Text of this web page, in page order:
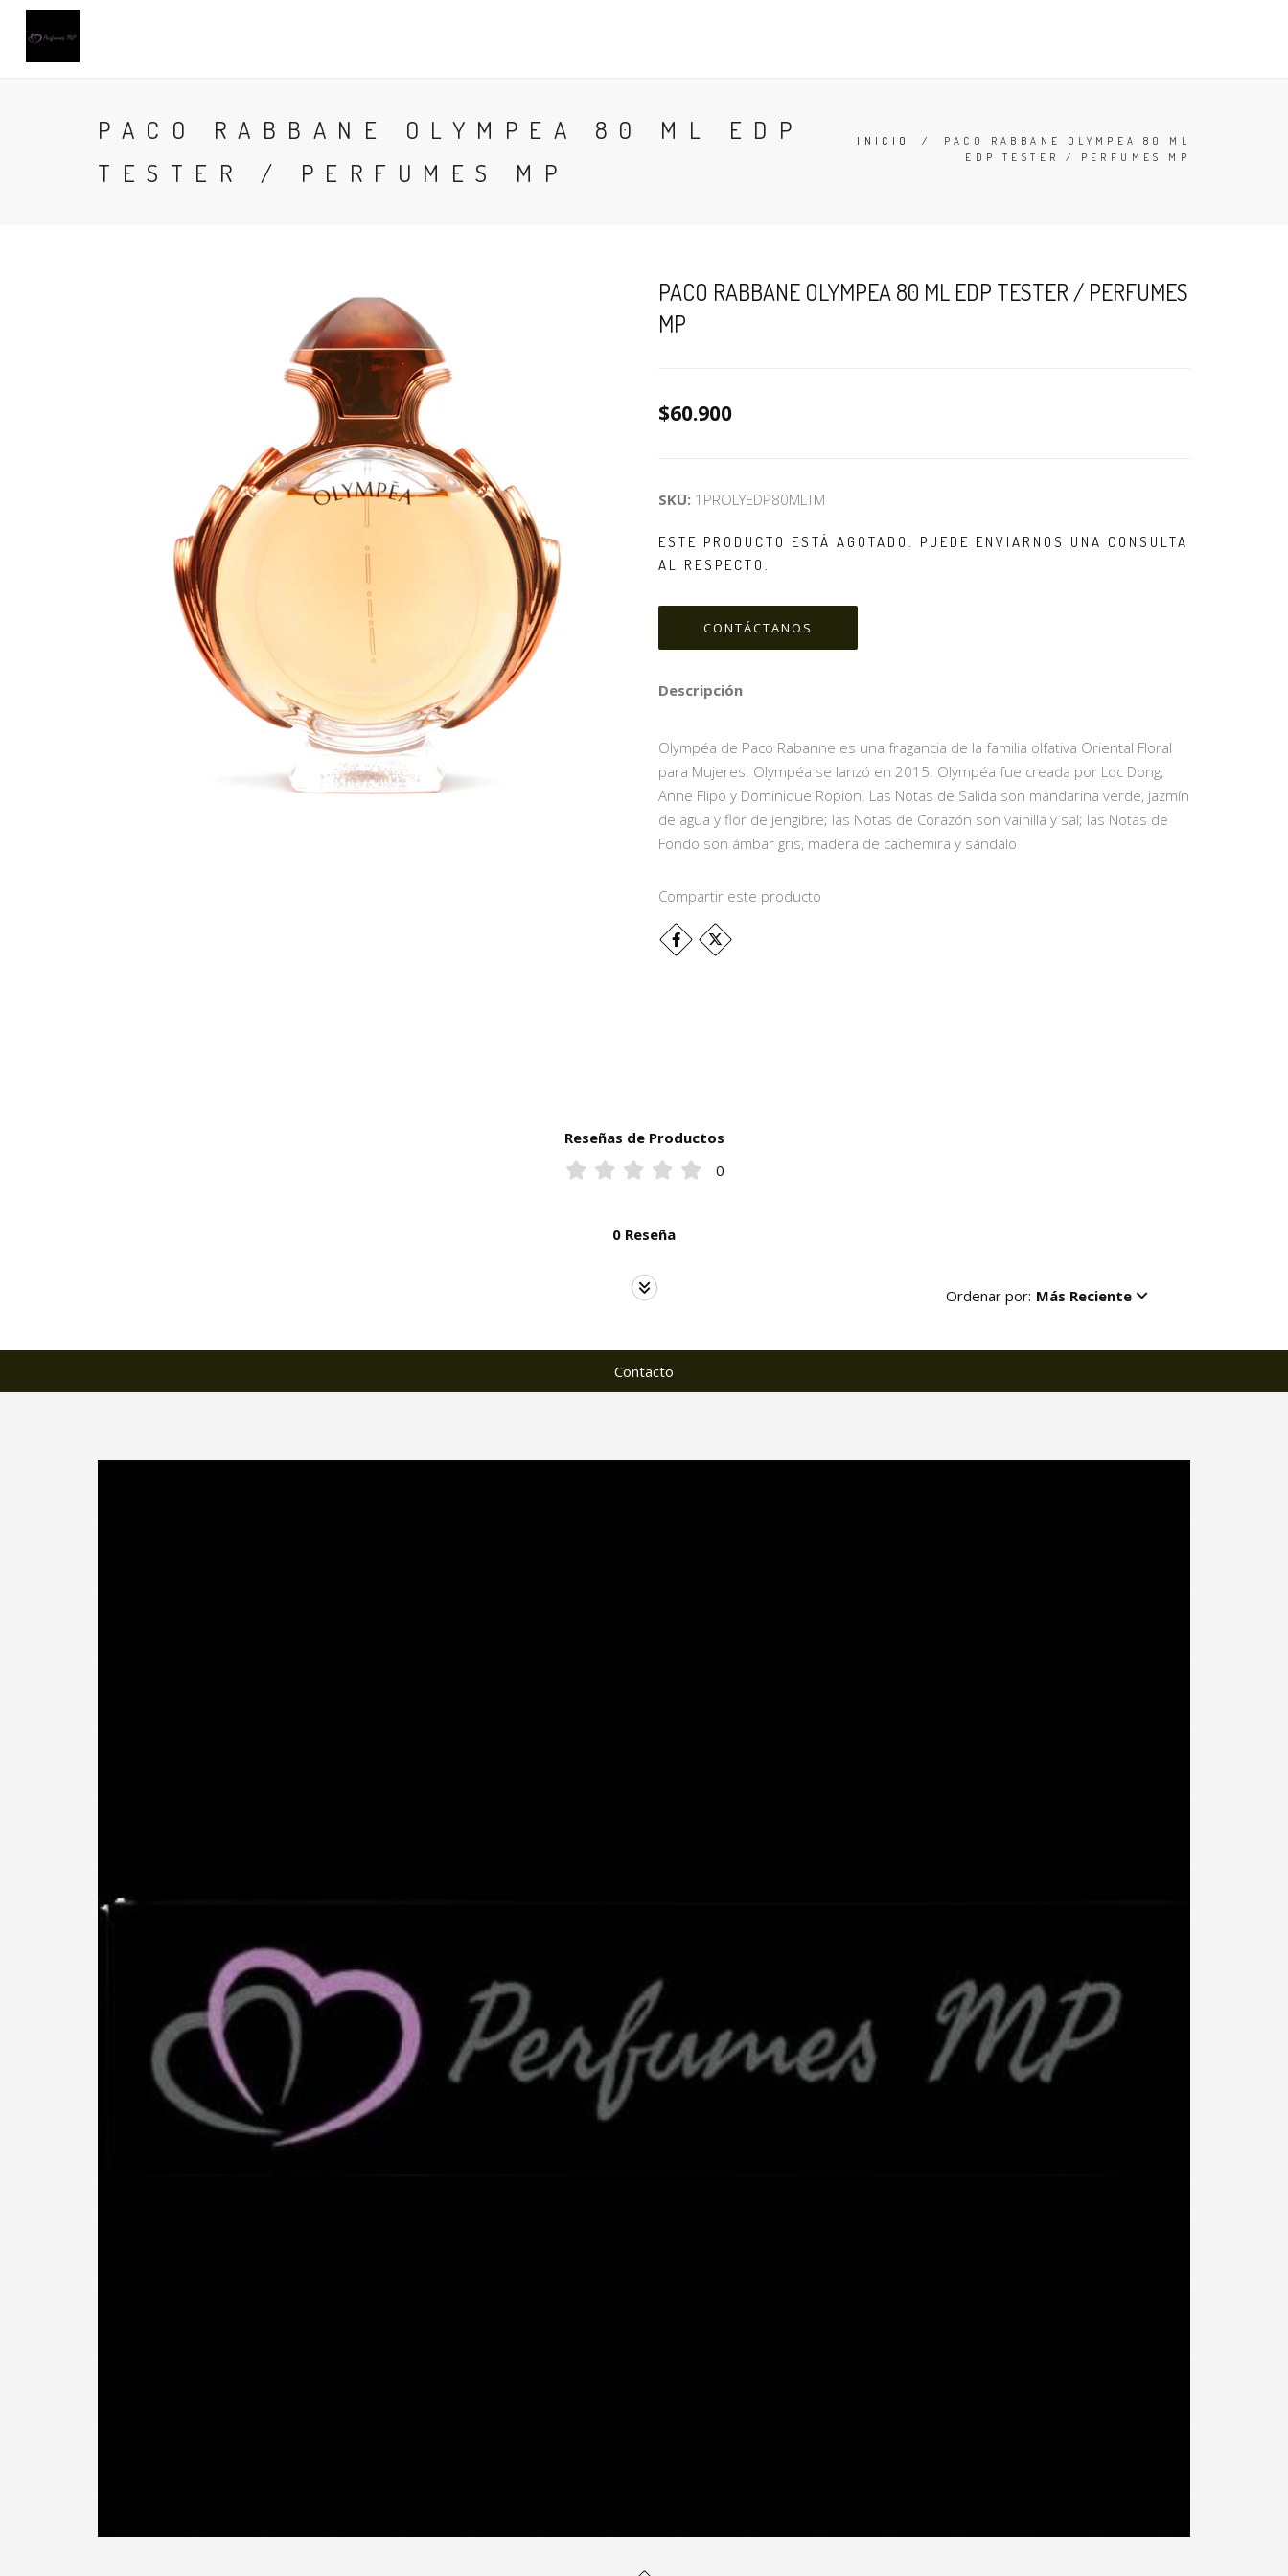
PACO RABBANE OLYMPEA 80 ML EDP
TESTER / PERFUMES MP
INICIO /
PACO RABBANE OLYMPEA 80 ML
EDP TESTER / PERFUMES MP
PACO RABBANE OLYMPEA 80 ML EDP TESTER / PERFUMES
MP
$60.900
SKU: 1PROLYEDP80MLTM
ESTE PRODUCTO ESTÁ AGOTADO. PUEDE ENVIARNOS UNA CONSULTA
AL RESPECTO.
CONTÁCTANOS
Descripción
Olympéa de Paco Rabanne es una fragancia de la familia olfativa Oriental Floral
para Mujeres. Olympéa se lanzó en 2015. Olympéa fue creada por Loc Dong,
Anne Flipo y Dominique Ropion. Las Notas de Salida son mandarina verde, jazmín
de agua y flor de jengibre; las Notas de Corazón son vainilla y sal; las Notas de
Fondo son ámbar gris, madera de cachemira y sándalo
Compartir este producto
Reseñas de Productos
0
0 Reseña
Ordenar por: Más Reciente
Contacto